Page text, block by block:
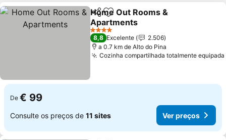
PartilharAdicionar aos favoritos
Home Out Rooms &
Apartments
4 Estrelas
8,8 Excelente
2.506
a 0.7 km de Alto do Pina
Cozinha compartilhada totalmente equipada
De € 99
Consulte os preços de 11 sites Ver preços